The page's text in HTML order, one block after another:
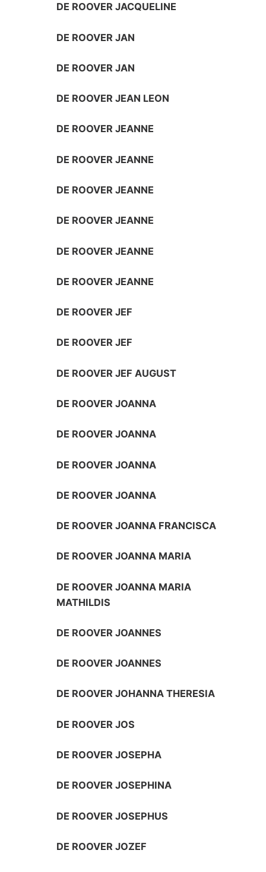
DE ROOVER JACQUELINE
DE ROOVER JAN
DE ROOVER JAN
DE ROOVER JEAN LEON
DE ROOVER JEANNE
DE ROOVER JEANNE
DE ROOVER JEANNE
DE ROOVER JEANNE
DE ROOVER JEANNE
DE ROOVER JEANNE
DE ROOVER JEF
DE ROOVER JEF
DE ROOVER JEF AUGUST
DE ROOVER JOANNA
DE ROOVER JOANNA
DE ROOVER JOANNA
DE ROOVER JOANNA
DE ROOVER JOANNA FRANCISCA
DE ROOVER JOANNA MARIA
DE ROOVER JOANNA MARIA
MATHILDIS
DE ROOVER JOANNES
DE ROOVER JOANNES
DE ROOVER JOHANNA THERESIA
DE ROOVER JOS
DE ROOVER JOSEPHA
DE ROOVER JOSEPHINA
DE ROOVER JOSEPHUS
DE ROOVER JOZEF